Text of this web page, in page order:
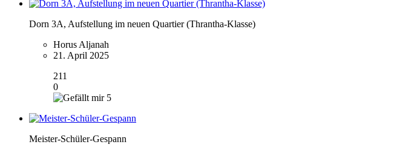
Dorn 3A, Aufstellung im neuen Quartier (Thrantha-Klasse)
Horus Aljanah
21. April 2025
211
0
5
Meister-Schüler-Gespann